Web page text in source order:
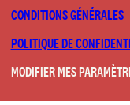
CONDITIONS GÉNÉRALES
POLITIQUE DE
MODIFIER MES